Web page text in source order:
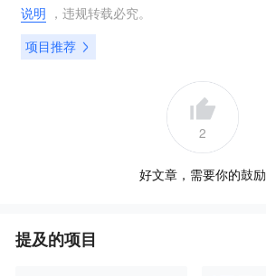
说明 ，违规转载必究。
项目推荐
2
好文章，需要你的鼓励
提及的项目